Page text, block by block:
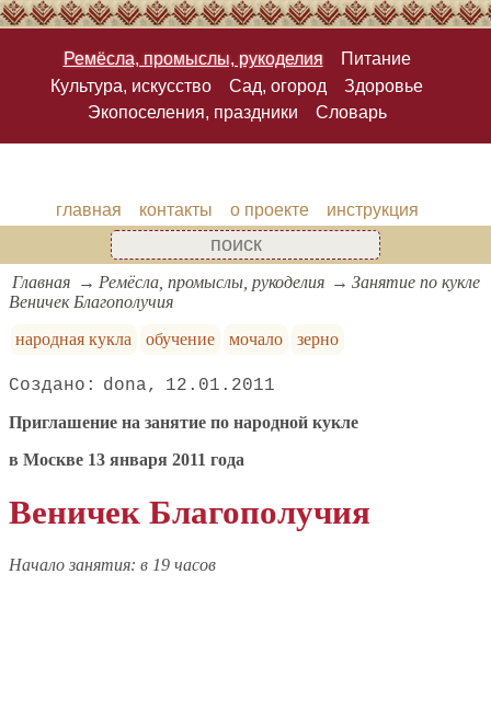
Ремёсла, промыслы, рукоделия
Питание
Культура, искусство
Сад, огород
Здоровье
Экопоселения, праздники
Словарь
главная контакты о проекте инструкция
Главная Ремёсла, промыслы, рукоделия
Занятие по кукле
Веничек Благополучия
народная кукла
обучение мочало зерно
dona 12.01.2011
Приглашение на занятие по народной кукле
в Москве 13 января 2011 года
Веничек Благополучия
Начало занятия: в 19 часов